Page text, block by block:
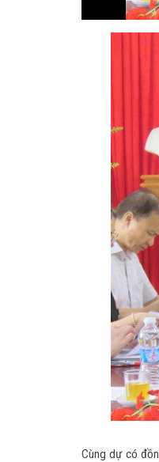
Cùng dự có